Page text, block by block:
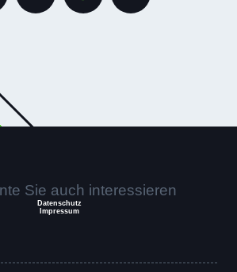
Sie auch interessieren
Datenschutz
Impressum